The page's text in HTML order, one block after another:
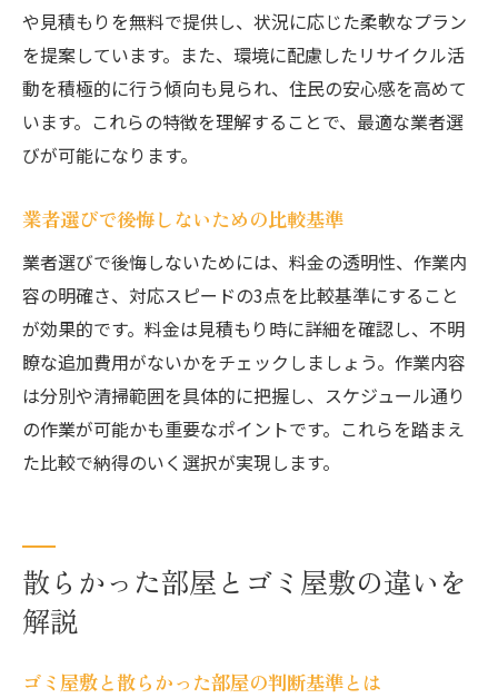
や見積もりを無料で提供し、状況に応じた柔軟なプラン
を提案しています。また、環境に配慮したリサイクル活
動を積極的に行う傾向も見られ、住民の安心感を高めて
います。これらの特徴を理解することで、最適な業者選
びが可能になります。
業者選びで後悔しないための比較基準
業者選びで後悔しないためには、料金の透明性、作業内
容の明確さ、対応スピードの3点を比較基準にすること
が効果的です。料金は見積もり時に詳細を確認し、不明
瞭な追加費用がないかをチェックしましょう。作業内容
は分別や清掃範囲を具体的に把握し、スケジュール通り
の作業が可能かも重要なポイントです。これらを踏まえ
た比較で納得のいく選択が実現します。
散らかった部屋とゴミ屋敷の違いを
解説
ゴミ屋敷と散らかった部屋の判断基準とは